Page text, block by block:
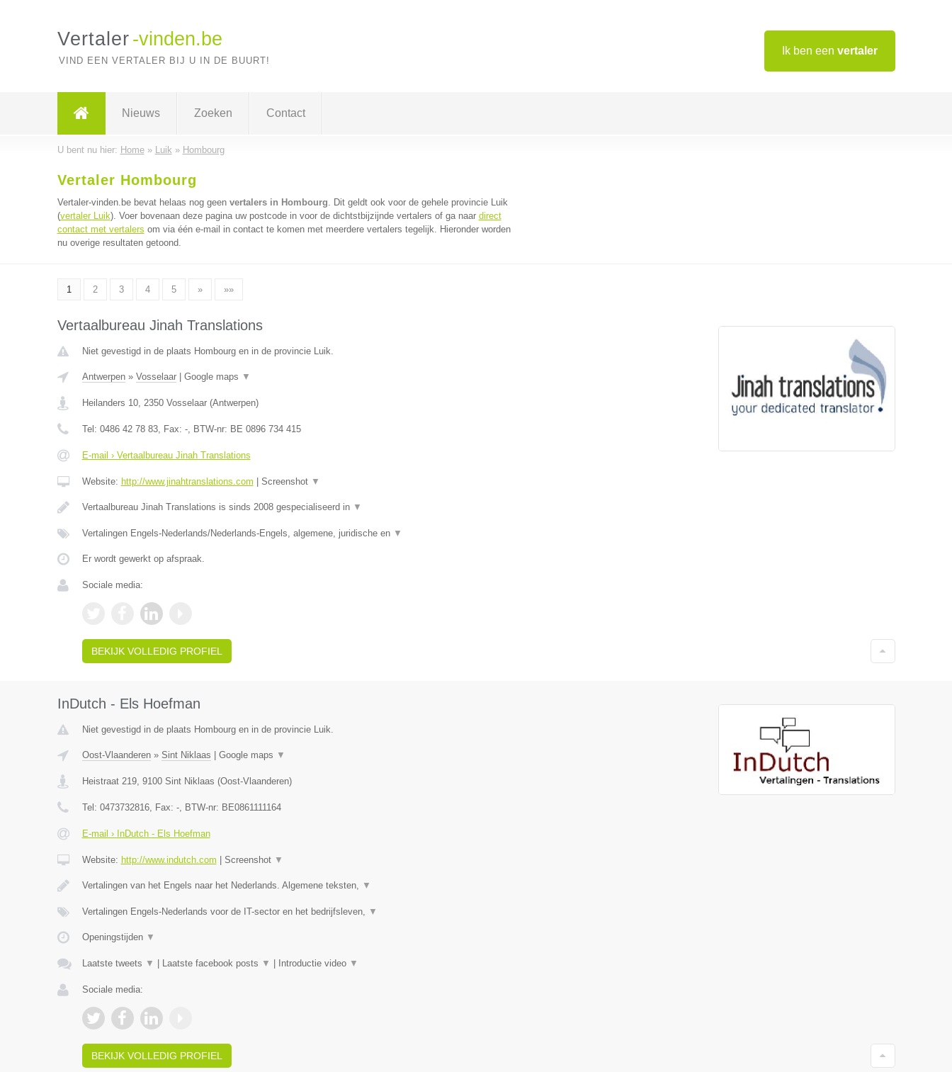
Ik ben een vertaler
Vertaler -vinden.be
VIND EEN VERTALER BIJ U IN DE BUURT!
Nieuws Zoeken Contact
U bent nu hier: Home» Luik » Hombourg
Vertaler Hombourg
Vertaler-vinden.be bevat helaas nog geen vertalers in Hombourg. Dit geldt ook voor de gehele provincie Luik
(vertaler Luik). Voer bovenaan deze pagina uw postcode in voor de dichtstbijzijnde vertalers of ga naar direct
contact met vertalers om via één e-mail in contact te komen met meerdere vertalers tegelijk. Hieronder worden
nu overige resultaten getoond.
1 2 3 4 5 » »»
Vertaalbureau Jinah Translations
Niet gevestigd in de plaats Hombourg en in de provincie Luik.
Antwerpen» Vosselaar| Google maps ▼
Heilanders 10, 2350 Vosselaar(Antwerpen)
Tel: 0486 42 78 83, Fax: -, BTW-nr: BE 0896 734 415
E-mail › Vertaalbureau Jinah Translations
Website: http://www.jinahtranslations.com Screenshot ▼
Vertaalbureau Jinah Translations is sinds 2008 gespecialiseerd in ▼
Vertalingen Engels-Nederlands/Nederlands-Engels, algemene, juridische en ▼
Er wordt gewerkt op afspraak.
Sociale media:
BEKIJK VOLLEDIG PROFIEL
InDutch - Els Hoefman
Niet gevestigd in de plaats Hombourg en in de provincie Luik.
Oost-Vlaanderen» Sint Niklaas Google maps ▼
Heistraat 219, 9100 Sint Niklaas (Oost-Vlaanderen)
Tel: 0473732816, Fax: -, BTW-nr: BE0861111164
E-mail › InDutch - Els Hoefman
Website: http://www.indutch.com Screenshot ▼
Vertalingen van het Engels naar het Nederlands. Algemene teksten, ▼
Vertalingen Engels-Nederlands voor de IT-sector en het bedrijfsleven, ▼
Openingstijden ▼
Laatste tweets ▼ Laatste facebook posts ▼ Introductie video ▼
Sociale media:
BEKIJK VOLLEDIG PROFIEL